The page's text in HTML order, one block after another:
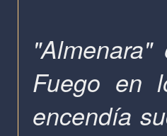
Fuego en
encendía